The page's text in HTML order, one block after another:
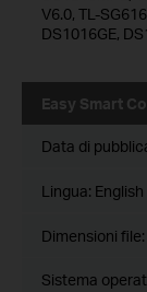
V6.0, TL-
DS1016GE,
Easy Smart
Data di
Lingua: English
Dimensioni file:
Sistema